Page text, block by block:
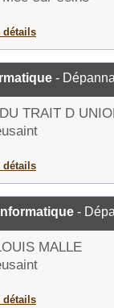
détails
-
TRAIT D
détails
-
MALLE
détails